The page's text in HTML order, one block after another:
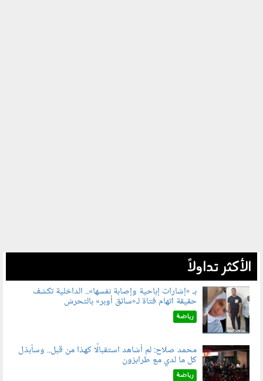
الأكثر تداولاً
060804.jpg
بـ «إشارات إباحية وإصابة نفسها».. الداخلية تكشف
حقيقة اتهام فتاة لـ«سائق أوبر» بالتحرش
رياضة
060802.jpg
محمد صلاح: لم أشاهد استقبالًا كهذا من قبل.. وسأبذل
كل ما لدي مع طرابزون
رياضة